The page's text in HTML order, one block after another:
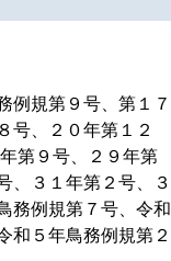
規第９号、第１７
号、２０年第１２
第９号、２９年第
、３１年第２号、３
務例規第７号、令和
和５年鳥務例規第２